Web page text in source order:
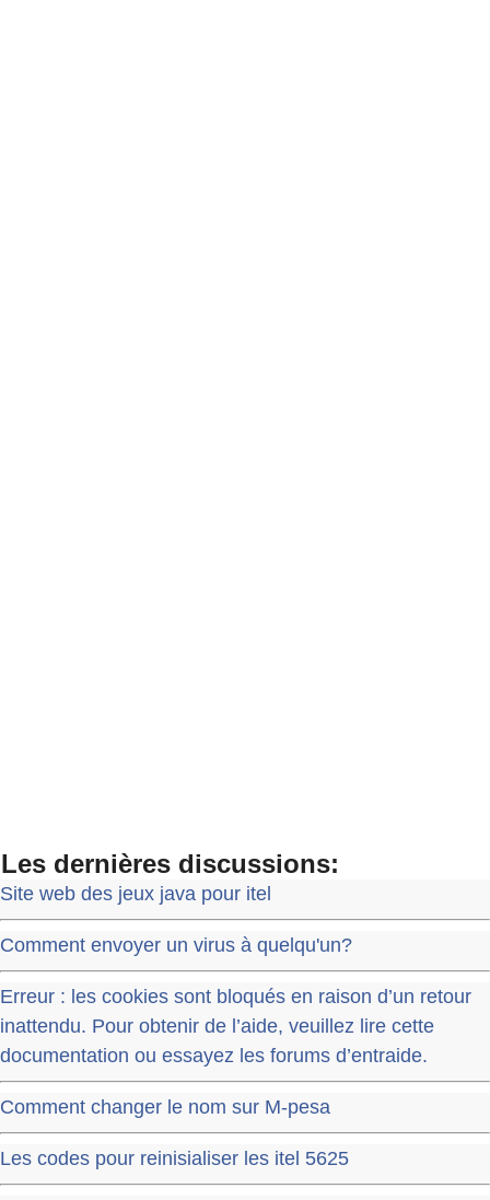
Les dernières discussions:
Site web des jeux java pour itel
Comment envoyer un virus à quelqu'un?
Erreur : les cookies sont bloqués en raison d’un retour
inattendu. Pour obtenir de l’aide, veuillez lire cette
documentation ou essayez les forums d’entraide.
Comment changer le nom sur M-pesa
Les codes pour reinisialiser les itel 5625